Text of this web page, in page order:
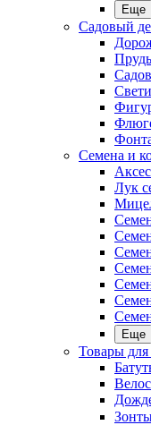
Еще
Садовый
Семена и
Лук
Еще
Товары для